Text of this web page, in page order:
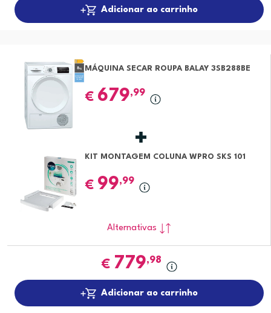
Adicionar ao carrinho
MÁQUINA SECAR ROUPA BALAY 3SB288BE
€ 679,99
KIT MONTAGEM COLUNA WPRO SKS 101
€ 99,99
Alternativas
€ 779,98
Adicionar ao carrinho